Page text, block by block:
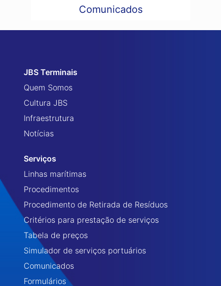
Comunicados
JBS Terminais
Quem Somos
Cultura JBS
Infraestrutura
Notícias
Serviços
Linhas marítimas
Procedimentos
Procedimento de Retirada de Resíduos
Critérios para prestação de serviços
Tabela de preços
Simulador de serviços portuários
Comunicados
Formulários